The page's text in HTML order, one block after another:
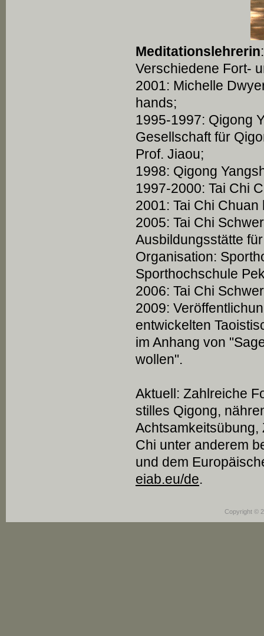
Meditationslehrerin:
Verschiedene Fort-
2001: Michelle
hands;
1995-1997: Qigong
Gesellschaft für
Prof. Jiaou;
1998: Qigong
1997-2000: Tai Chi
2001: Tai Chi
2005: Tai Chi
Ausbildungsstätte
Organisation:
Sporthochschule
2006: Tai Chi
2009:
entwickelten
im Anhang von
wollen".
Aktuell: Zahlreiche
stilles Qigong,
Achtsamkeitsübung,
Chi unter anderem
und dem
eiab.eu/de.
Copyright ©